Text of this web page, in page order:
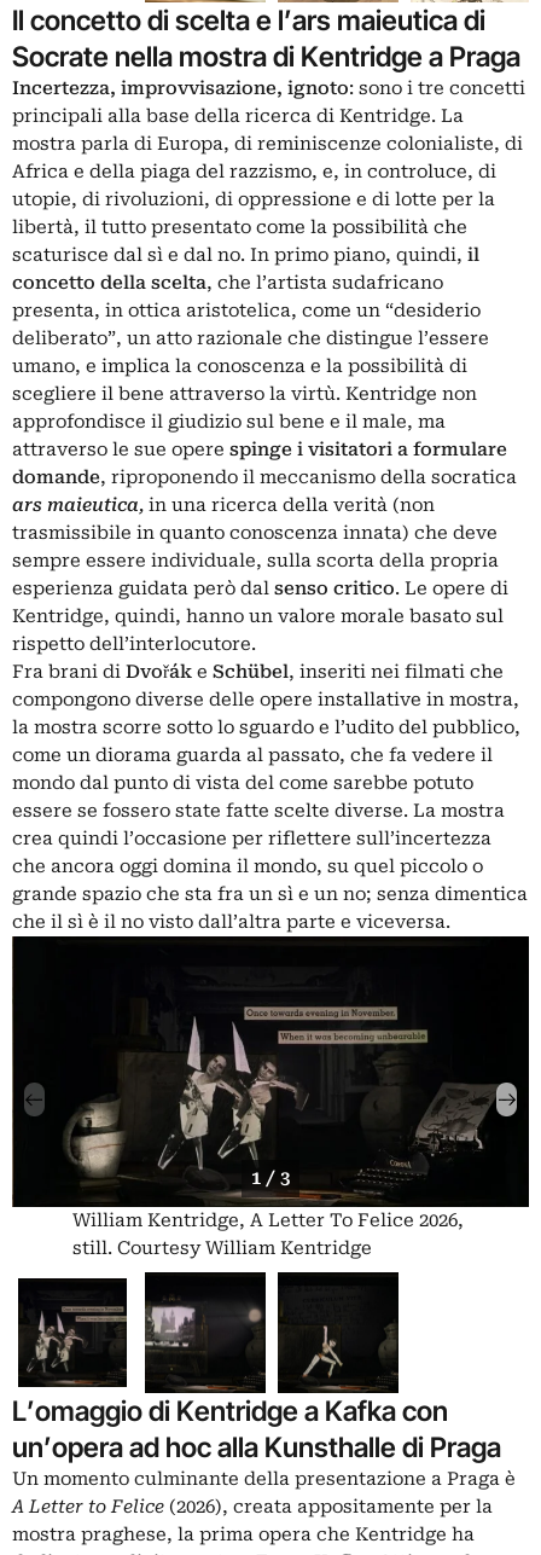
Il concetto di scelta e l’ars maieutica di
Socrate nella mostra di Kentridge a Praga
Incertezza, improvvisazione, ignoto: sono i tre concetti
principali alla base della ricerca di Kentridge. La
mostra parla di Europa, di reminiscenze colonialiste, di
Africa e della piaga del razzismo, e, in controluce, di
utopie, di rivoluzioni, di oppressione e di lotte per la
libertà, il tutto presentato come la possibilità che
scaturisce dal sì e dal no. In primo piano, quindi, il
concetto della scelta, che l’artista sudafricano
presenta, in ottica aristotelica, come un “desiderio
deliberato”, un atto razionale che distingue l’essere
umano, e implica la conoscenza e la possibilità di
scegliere il bene attraverso la virtù. Kentridge non
approfondisce il giudizio sul bene e il male, ma
attraverso le sue opere spinge i visitatori a formulare
domande, riproponendo il meccanismo della socratica
ars maieutica, in una ricerca della verità (non
trasmissibile in quanto conoscenza innata) che deve
sempre essere individuale, sulla scorta della propria
esperienza guidata però dal senso critico. Le opere di
Kentridge, quindi, hanno un valore morale basato sul
rispetto dell’interlocutore.
Fra brani di Dvořák e Schübel, inseriti nei filmati che
compongono diverse delle opere installative in mostra,
la mostra scorre sotto lo sguardo e l’udito del pubblico,
come un diorama guarda al passato, che fa vedere il
mondo dal punto di vista del come sarebbe potuto
essere se fossero state fatte scelte diverse. La mostra
crea quindi l’occasione per riflettere sull’incertezza
che ancora oggi domina il mondo, su quel piccolo o
grande spazio che sta fra un sì e un no; senza dimentica
che il sì è il no visto dall’altra parte e viceversa.
1 / 3
William Kentridge, A Letter To Felice 2026,
still. Courtesy William Kentridge
L’omaggio di Kentridge a Kafka con
un’opera ad hoc alla Kunsthalle di Praga
Un momento culminante della presentazione a Praga è
A Letter to Felice (2026), creata appositamente per la
mostra praghese, la prima opera che Kentridge ha